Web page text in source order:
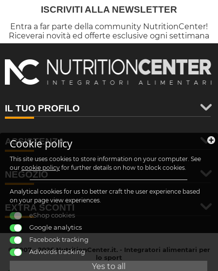
ISCRIVITI ALLA NEWSLETTER
Entra a far parte della community NutritionCenter!
Riceverai novità ed offerte esclusive ogni settimana
IL TUO PROFILO
ASSISTENZA
NEGOZIO
EXTRA SCONTI
© 2007 - 2026 NutritionCenter.it. - Integratori alimentari per
lo sport
customer@nutritioncenter.it
Cookie policy
This site uses cookies to store information on your computer. See
our cookie policy for further details on how to block cookies.
Analytical cookies for us to better craft the user experience based
on your page view experiences.
eShop cookies
Google analytics
Facebook tracking
Adwords tracking
Yes to all